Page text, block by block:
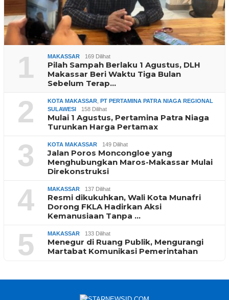
1 MAKASSAR 169 Dilihat
Pilah Sampah Berlaku 1 Agustus, DLH
Makassar Beri Waktu Tiga Bulan
Sebelum Terap…
2 KOTA MAKASSAR
PT PERTAMINA PATRA NIAGA REGIONAL
SULAWESI
158 Dilihat
Mulai 1 Agustus, Pertamina Patra Niaga
Turunkan Harga Pertamax
3 KOTA MAKASSAR 149 Dilihat
Jalan Poros Moncongloe yang
Menghubungkan Maros-Makassar Mulai
Direkonstruksi
4 MAKASSAR 137 Dilihat
Resmi dikukuhkan, Wali Kota Munafri
Dorong FKLA Hadirkan Aksi
Kemanusiaan Tanpa …
5 MAKASSAR 133 Dilihat
Menegur di Ruang Publik, Mengurangi
Martabat Komunikasi Pemerintahan